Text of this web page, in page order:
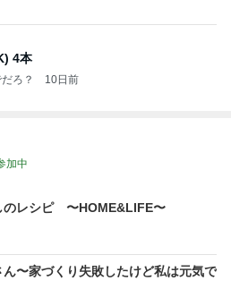
4本
ろ？ 10日前
加中
のレシピ 〜HOME&LIFE〜
〜家づくり失敗したけど私は元気で